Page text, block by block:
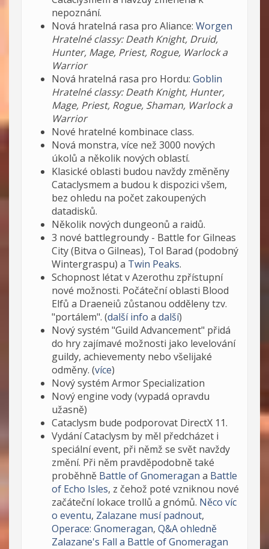
nepoznání.
Nová hratelná rasa pro Aliance: Worgen
Hratelné classy: Death Knight, Druid,
Hunter, Mage, Priest, Rogue, Warlock a
Warrior
Nová hratelná rasa pro Hordu: Goblin
Hratelné classy: Death Knight, Hunter,
Mage, Priest, Rogue, Shaman, Warlock a
Warrior
Nové hratelné kombinace class.
Nová monstra, více než 3000 nových
úkolů a několik nových oblastí.
Klasické oblasti budou navždy změněny
Cataclysmem a budou k dispozici všem,
bez ohledu na počet zakoupených
datadisků.
Několik nových dungeonů a raidů.
3 nové battlegroundy - Battle for Gilneas
City (Bitva o Gilneas), Tol Barad (podobný
Wintergraspu) a Twin Peaks.
Schopnost létat v Azerothu zpřístupní
nové možnosti. Počáteční oblasti Blood
Elfů a Draeneiů zůstanou odděleny tzv.
"portálem". (další info a další)
Nový systém "Guild Advancement" přidá
do hry zajímavé možnosti jako levelování
guildy, achievementy nebo všelijaké
odměny. (více)
Nový systém Armor Specialization
Nový engine vody (vypadá opravdu
užasně)
Cataclysm bude podporovat DirectX 11.
Vydání Cataclysm by měl předcházet i
speciální event, při němž se svět navždy
změní. Při něm pravděpodobně také
proběhně Battle of Gnomeragan a Battle
of Echo Isles, z čehož poté vzniknou nové
začáteční lokace trollů a gnómů. Něco víc
o eventu, Zalazane musí padnout,
Operace: Gnomeragan, Q&A ohledně
Zalazane's Fall a Battle of Gnomeragan